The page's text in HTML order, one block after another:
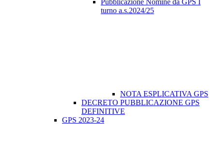
Pubblicazione Nomine da GPS I
turno a.s.2024/25
NOTA ESPLICATIVA GPS
DECRETO PUBBLICAZIONE GPS
DEFINITIVE
GPS 2023-24